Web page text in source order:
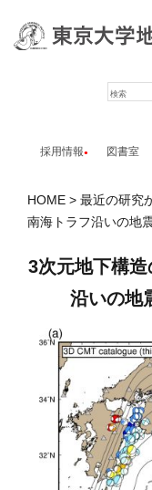
採用情報 図書室
HOME 最近の研究
南海トラフ沿いの地
3次元地下構
沿いの地